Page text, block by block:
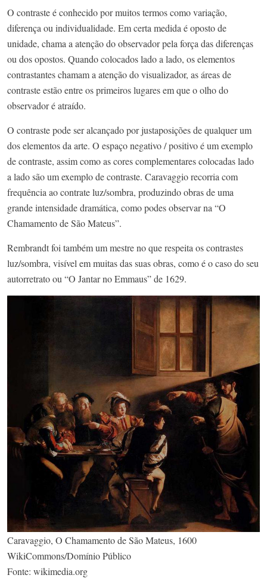
O contraste é conhecido por muitos termos como variação,
diferença ou individualidade. Em certa medida é oposto de
unidade, chama a atenção do observador pela força das diferenças
ou dos opostos. Quando colocados lado a lado, os elementos
contrastantes chamam a atenção do visualizador, as áreas de
contraste estão entre os primeiros lugares em que o olho do
observador é atraído.
O contraste pode ser alcançado por justaposições de qualquer um
dos elementos da arte. O espaço negativo / positivo é um exemplo
de contraste, assim como as cores complementares colocadas lado
a lado são um exemplo de contraste. Caravaggio recorria com
frequência ao contrate luz/sombra, produzindo obras de uma
grande intensidade dramática, como podes observar na “O
Chamamento de São Mateus”.
Rembrandt foi também um mestre no que respeita os contrastes
luz/sombra, visível em muitas das suas obras, como é o caso do seu
autorretrato ou “O Jantar no Emmaus” de 1629.
Caravaggio, O Chamamento de São Mateus, 1600
WikiCommons/Domínio Público
Fonte: wikimedia.org